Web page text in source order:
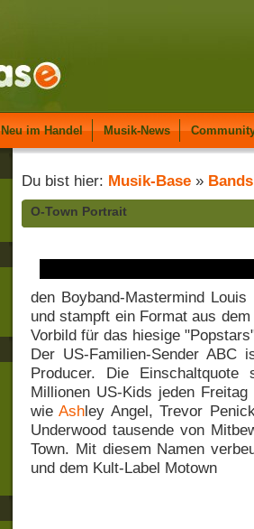
Neu im Handel Musik-News
Du bist hier: Musik-Base » Bands
O-Town Portrait
den Boyband-Mastermind Louis
und stampft ein Format aus
Vorbild für das hiesige
Der US-Familien-Sender
Producer. Die
Millionen US-Kids jeden
wieAshley Angel, Trevor
Underwood tausende von
Town. Mit diesem Namen
und dem Kult-Label Motown